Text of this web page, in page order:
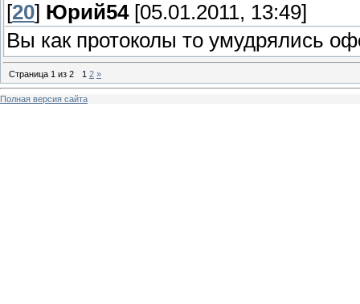
[20] Юрий54[05.01.2011, 13:49]
Вы как протоколы то умудрялись
Страница 1 из 2 1 2 »
Полная версия сайта